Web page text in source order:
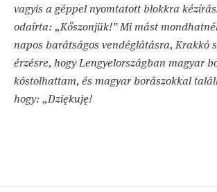
vagyis a géppel nyomtatott blokkra
odaírta: „Kőszonjük!” Mi mást
napos barátságos vendéglátásra, Krakkó
érzésre, hogy Lengyelországban magyar
kóstolhattam, és magyar borászokkal
hogy: „Dziękuję!